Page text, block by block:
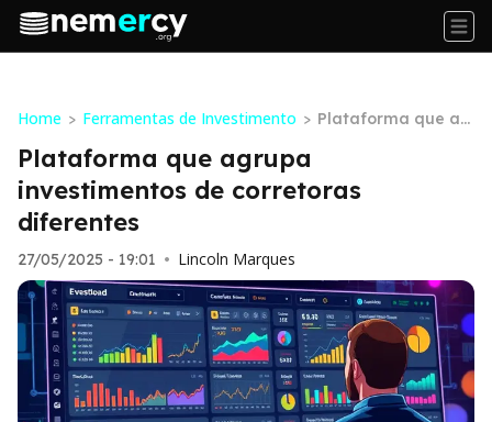
Home > Ferramentas de Investimento > Plataforma que ag
entes
Plataforma que agrupa
investimentos de corretoras
diferentes
27/05/2025 - 19:01 • Lincoln Marques